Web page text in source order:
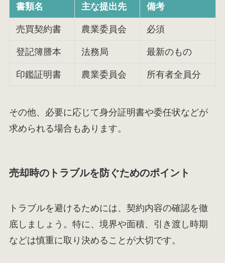
書類名 主な提出先 備考
売買契約書 農業委員会 必須
登記簿謄本 法務局 最新のもの
印鑑証明書 農業委員会 所有者全員分
その他、必要に応じて身分証明書や委任状などが
求められる場合もあります。
売却時のトラブルを防ぐためのポイント
トラブルを避けるためには、契約内容の確認を徹
底しましょう。特に、境界や面積、引き渡し時期
などは慎重に取り決めることが大切です。